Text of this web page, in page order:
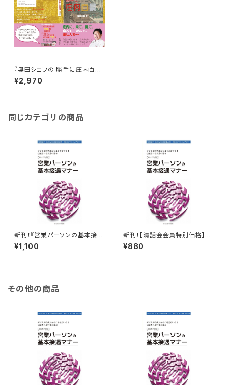
『奥田シェフの 勝手に庄内百
景』（好評販売中！）
¥2,970
同じカテゴリの商品
新刊！『営業パーソンの基本接遇
マナー【2026年版】』
¥1,100
新刊！【清話会会員特別価格】
『営業パーソンの基本接遇マナ
ー【2026年版】』
¥880
その他の商品